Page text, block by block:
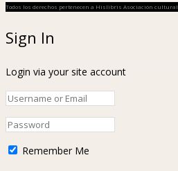
Todos los derechos pertenecen a Hislibris Asociación cultural
Sign In
Login via your site account
Remember Me